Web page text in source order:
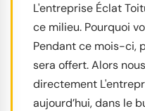
L'entreprise Éclat
ce milieu. Pourquoi
Pendant ce mois-ci,
sera offert. Alors
directement
aujourd’hui, dans le